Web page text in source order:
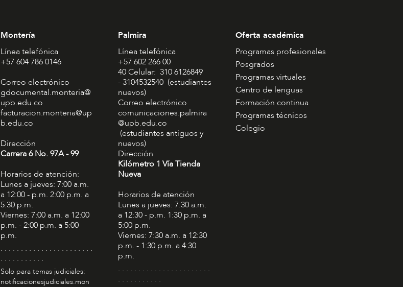
Montería
Línea telefónica
+57 604 786 0146
Correo electrónico
gdocumental.monteria@
upb.edu.co
facturacion.monteria@up
b.edu.co
Dirección
Carrera 6 No. 97A - 99​
Horarios de atención:
Lunes a jueves: 7:00 a.m.
a 12:00 - p.m. 2:00 p.m. a
5:30 p.m.
Viernes: 7:00 a.m. a 12:00
p.m. - 2:00 p.m. a 5:00
p.m.
. . . . . . . . . . . . . . . . . . . . . . .
. . . . . . . . . . .
Solo para temas judiciales:
notificacionesjudiciales.mon
Palmira
Línea telefónica
+57 602 266 00
40 Celular: 310 6126849
- 3104532540 (estudiantes
nuevos)
Correo electrónico
comunicaciones.palmira
@upb.edu.co
(estudiantes antiguos y
nuevos)
Dirección
Kilómetro 1 Vía Tienda
Nueva
Horarios de atención
Lunes a jueves: 7:30 a.m.
a 12:30 - p.m. 1:30 p.m. a
5:00 p.m.
Viernes: 7:30 a.m. a 12:30
p.m. - 1:30 p.m. a 4:30
p.m.
. . . . . . . . . . . . . . . . . . . . . . .
. . . . . . . . . . .
Oferta académica
Programas profesionales
Posgrados
Programas virtuales
Centro de lenguas
Formación continua
Programas técnicos
Colegio